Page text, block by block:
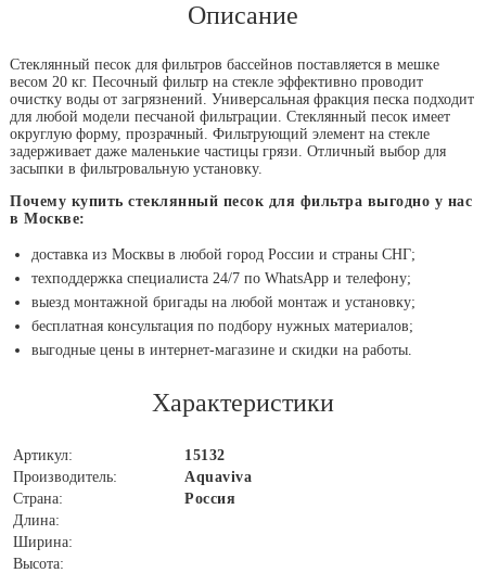
Описание
Стеклянный песок для фильтров бассейнов поставляется в мешке
весом 20 кг. Песочный фильтр на стекле эффективно проводит
очистку воды от загрязнений. Универсальная фракция песка подходит
для любой модели песчаной фильтрации. Стеклянный песок имеет
округлую форму, прозрачный. Фильтрующий элемент на стекле
задерживает даже маленькие частицы грязи. Отличный выбор для
засыпки в фильтровальную установку.
Почему купить стеклянный песок для фильтра выгодно у нас
в Москве:
доставка из Москвы в любой город России и страны СНГ;
техподдержка специалиста 24/7 по WhatsApp и телефону;
выезд монтажной бригады на любой монтаж и установку;
бесплатная консультация по подбору нужных материалов;
выгодные цены в интернет-магазине и скидки на работы.
Характеристики
Артикул:
15132
Производитель:
Aquaviva
Страна:
Россия
Длина:
Ширина:
Высота: